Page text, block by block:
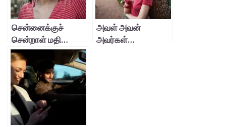
சென்னைக்குச்
சென்றாள் மதி…
அவள் அவன்
அவர்கள்…